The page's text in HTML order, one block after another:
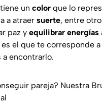
tiene un color que lo
a atraer suerte, entre
paz y equilibrar energías
es el que te corresponde
a encontrarlo.
pareja? Nuestra